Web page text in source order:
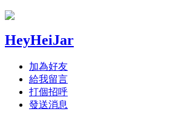
HeyHeiJar
加為好友
給我留言
打個招呼
發送消息